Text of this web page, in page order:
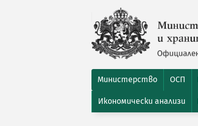
Министерство ОСП
Икономически анализи